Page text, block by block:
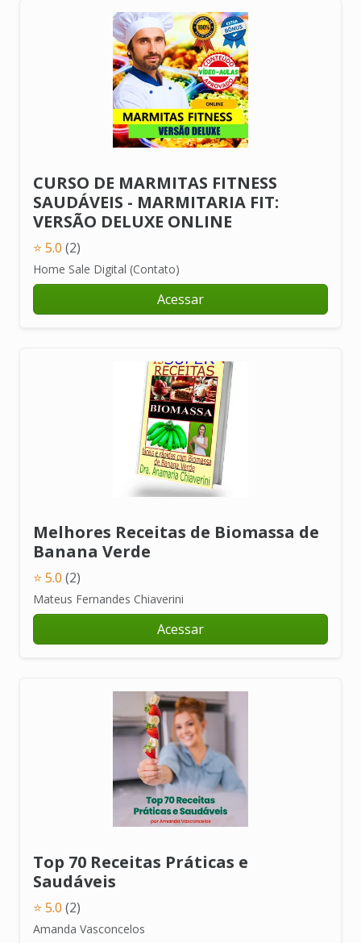
CURSO DE MARMITAS FITNESS
SAUDÁVEIS - MARMITARIA FIT:
VERSÃO DELUXE ONLINE
⭐ 5.0 (2)
Home Sale Digital (Contato)
Acessar
Melhores Receitas de Biomassa de
Banana Verde
⭐ 5.0 (2)
Mateus Fernandes Chiaverini
Acessar
Top 70 Receitas Práticas e
Saudáveis
⭐ 5.0 (2)
Amanda Vasconcelos